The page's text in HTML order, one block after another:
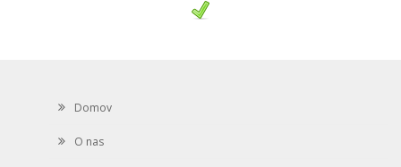
Domov
O nas